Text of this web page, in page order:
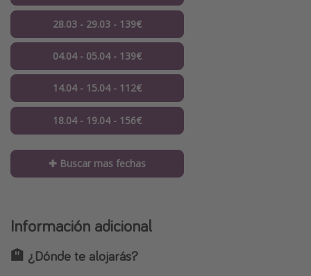
28.03 - 29.03 - 139€
04.04 - 05.04 - 139€
14.04 - 15.04 - 112€
18.04 - 19.04 - 156€
✚ Buscar mas fechas
Información adicional
🏨 ¿Dónde te alojarás?